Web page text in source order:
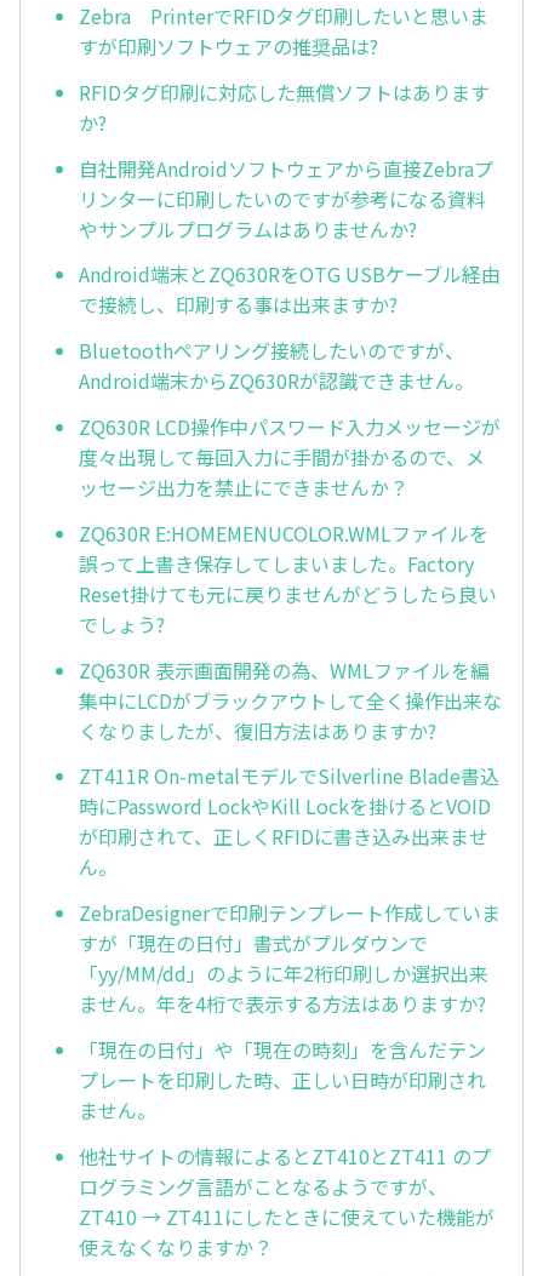
Zebra PrinterでRFIDタグ印刷したいと思いま
すが印刷ソフトウェアの推奨品は?
RFIDタグ印刷に対応した無償ソフトはあります
か?
自社開発Androidソフトウェアから直接Zebraプ
リンターに印刷したいのですが参考になる資料
やサンプルプログラムはありませんか?
Android端末とZQ630RをOTG USBケーブル経由
で接続し、印刷する事は出来ますか?
Bluetoothペアリング接続したいのですが、
Android端末からZQ630Rが認識できません。
ZQ630R LCD操作中パスワード入力メッセージが
度々出現して毎回入力に手間が掛かるので、メ
ッセージ出力を禁止にできませんか？
ZQ630R E:HOMEMENUCOLOR.WMLファイルを
誤って上書き保存してしまいました。Factory
Reset掛けても元に戻りませんがどうしたら良い
でしょう?
ZQ630R 表示画面開発の為、WMLファイルを編
集中にLCDがブラックアウトして全く操作出来な
くなりましたが、復旧方法はありますか?
ZT411R On-metalモデルでSilverline Blade書込
時にPassword LockやKill Lockを掛けるとVOID
が印刷されて、正しくRFIDに書き込み出来ませ
ん。
ZebraDesignerで印刷テンプレート作成していま
すが「現在の日付」書式がプルダウンで
「yy/MM/dd」のように年2桁印刷しか選択出来
ません。年を4桁で表示する方法はありますか?
「現在の日付」や「現在の時刻」を含んだテン
プレートを印刷した時、正しい日時が印刷され
ません。
他社サイトの情報によるとZT410とZT411 のプ
ログラミング言語がことなるようですが、
ZT410 → ZT411にしたときに使えていた機能が
使えなくなりますか？